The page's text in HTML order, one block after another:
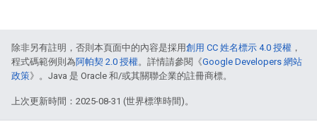
除非另有註明，否則本頁面中的內容是採用創用 CC 姓名標示 4.0 授權 ，
程式碼範例則為阿帕契 2.0 授權。詳情請參閱《Google Developers 網站
政策》。Java 是 Oracle 和/或其關聯企業的註冊商標。
上次更新時間：2025-08-31 (世界標準時間)。